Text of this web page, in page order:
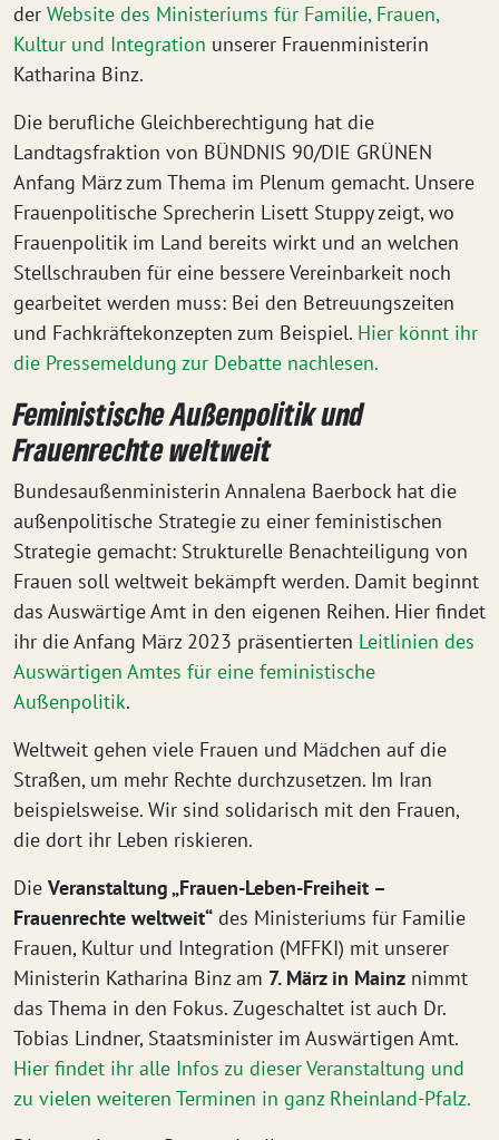
der Website des Ministeriums für Familie, Frauen,
Kultur und Integration unserer Frauenministerin
Katharina Binz.
Die berufliche Gleichberechtigung hat die
Landtagsfraktion von BÜNDNIS 90/DIE GRÜNEN
Anfang März zum Thema im Plenum gemacht. Unsere
Frauenpolitische Sprecherin Lisett Stuppy zeigt, wo
Frauenpolitik im Land bereits wirkt und an welchen
Stellschrauben für eine bessere Vereinbarkeit noch
gearbeitet werden muss: Bei den Betreuungszeiten
und Fachkräftekonzepten zum Beispiel. Hier könnt ihr
die Pressemeldung zur Debatte nachlesen.
Feministische Außenpolitik und
Frauenrechte weltweit
Bundesaußenministerin Annalena Baerbock hat die
außenpolitische Strategie zu einer feministischen
Strategie gemacht: Strukturelle Benachteiligung von
Frauen soll weltweit bekämpft werden. Damit beginnt
das Auswärtige Amt in den eigenen Reihen. Hier findet
ihr die Anfang März 2023 präsentierten Leitlinien des
Auswärtigen Amtes für eine feministische
Außenpolitik.
Weltweit gehen viele Frauen und Mädchen auf die
Straßen, um mehr Rechte durchzusetzen. Im Iran
beispielsweise. Wir sind solidarisch mit den Frauen,
die dort ihr Leben riskieren.
Die Veranstaltung „Frauen-Leben-Freiheit –
Frauenrechte weltweit“ des Ministeriums für Familie
Frauen, Kultur und Integration (MFFKI) mit unserer
Ministerin Katharina Binz am 7. März in Mainz nimmt
das Thema in den Fokus. Zugeschaltet ist auch Dr.
Tobias Lindner, Staatsminister im Auswärtigen Amt.
Hier findet ihr alle Infos zu dieser Veranstaltung und
zu vielen weiteren Terminen in ganz Rheinland-Pfalz.